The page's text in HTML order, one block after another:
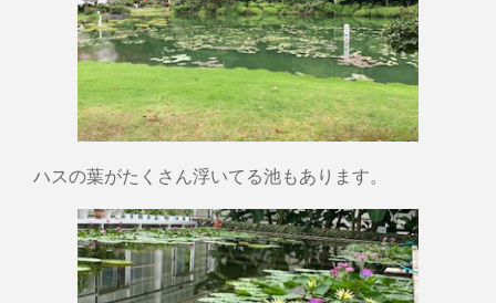
ハスの葉がたくさん浮いてる池もあります。